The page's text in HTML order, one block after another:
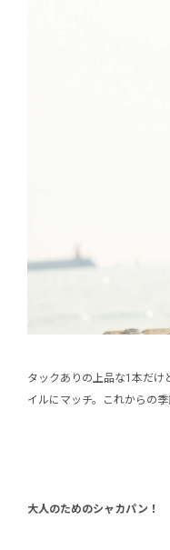
タックありの上品な1本だけ
イルにマッチ。これからの季
大人のためのシャカパン！